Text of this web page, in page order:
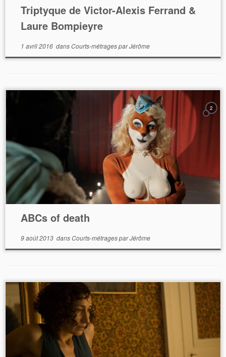
Triptyque de Victor-Alexis Ferrand &
Laure Bompieyre
1 avril 2016dansCourts-métragesparJérôme
2
ABCs of death
9 août 2013dansCourts-métragesparJérôme